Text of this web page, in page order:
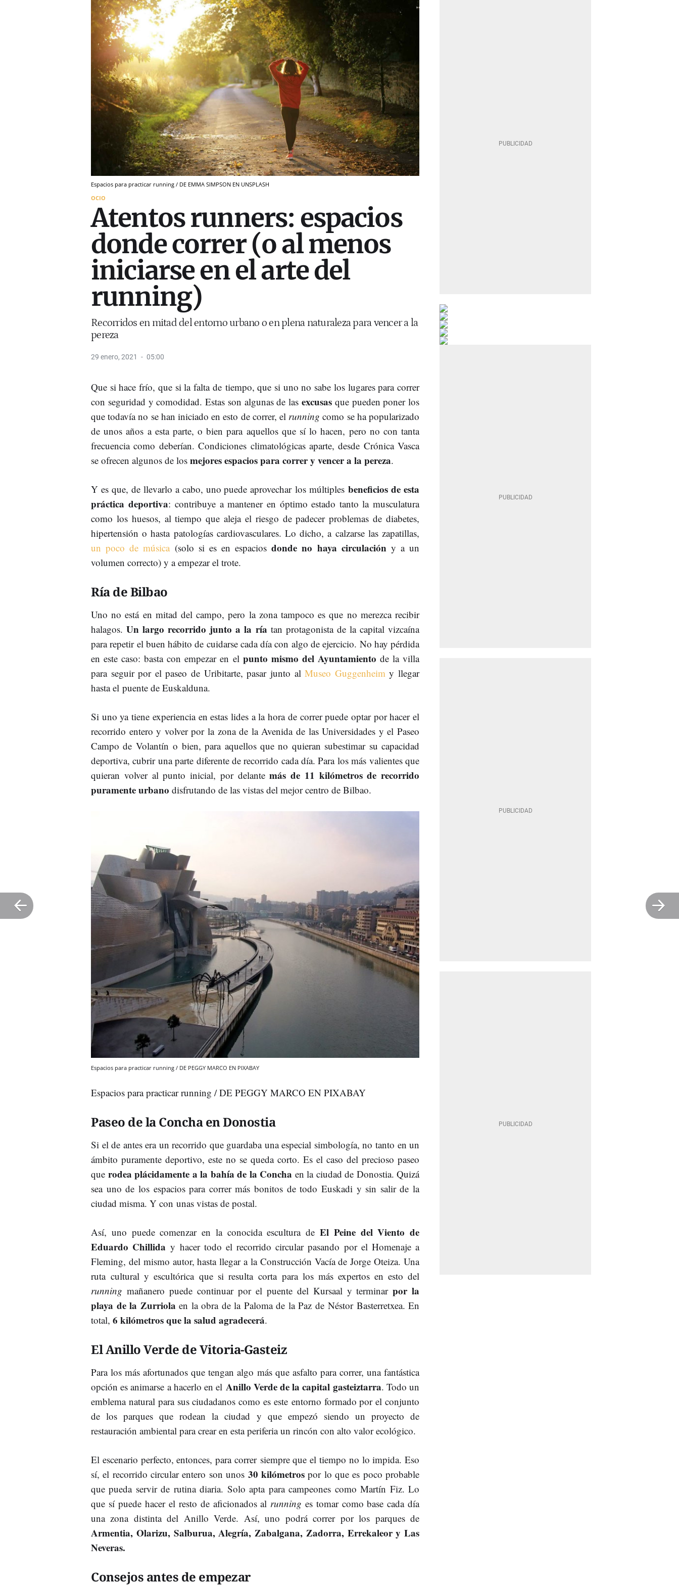
Espacios para practicar running / DE EMMA SIMPSON EN UNSPLASH
OCIO
Atentos runners: espacios
donde correr (o al menos
iniciarse en el arte del
running)
Recorridos en mitad del entorno urbano o en plena naturaleza para vencer a la
pereza
29 enero, 2021 05:00
Que si hace frío, que si la falta de tiempo, que si uno no sabe los lugares para correr
con seguridad y comodidad. Estas son algunas de las excusas que pueden poner los
que todavía no se han iniciado en esto de correr, el runningcomo se ha popularizado
de unos años a esta parte, o bien para aquellos que sí lo hacen, pero no con tanta
frecuencia como deberían. Condiciones climatológicas aparte, desde Crónica Vasca
se ofrecen algunos de los mejores espacios para correr y vencer a la pereza.
Y es que, de llevarlo a cabo, uno puede aprovechar los múltiplesbeneficios de esta
práctica deportiva: contribuye a mantener en óptimo estado tanto la musculatura
como los huesos, al tiempo que aleja el riesgo de padecer problemas de diabetes,
hipertensión o hasta patologías cardiovasculares. Lo dicho, a calzarse las zapatillas,
un poco de música(solo si es en espaciosdonde no haya circulación y a un
volumen correcto) y a empezar el trote.
Ría de Bilbao
Uno no está en mitad del campo, pero la zona tampoco es que no merezca recibir
halagos.Un largo recorrido junto a la ría tan protagonista de la capital vizcaína
para repetir el buen hábito de cuidarse cada día con algo de ejercicio. No hay pérdida
en este caso: basta con empezar en el punto mismo del Ayuntamiento de la villa
para seguir por el paseo de Uribitarte, pasar junto alMuseo Guggenheim y llegar
hasta el puente de Euskalduna.
Si uno ya tiene experiencia en estas lides a la hora de correr puede optar por hacer el
recorrido entero y volver por la zona de la Avenida de las Universidades y el Paseo
Campo de Volantín o bien, para aquellos que no quieran subestimar su capacidad
deportiva, cubrir una parte diferente de recorrido cada día. Para los más valientes que
quieran volver al punto inicial, por delantemás de 11 kilómetros de recorrido
puramente urbano disfrutando de las vistas del mejor centro de Bilbao.
Espacios para practicar running / DE PEGGY MARCO EN PIXABAY
Espacios para practicar running / DE PEGGY MARCO EN PIXABAY
Paseo de la Concha en Donostia
Si el de antes era un recorrido que guardaba una especial simbología, no tanto en un
ámbito puramente deportivo, este no se queda corto. Es el caso del precioso paseo
que rodea plácidamente a la bahía de la Concha en la ciudad de Donostia. Quizá
sea uno de los espacios para correr más bonitos de todo Euskadi y sin salir de la
ciudad misma. Y con unas vistas de postal.
Así, uno puede comenzar en la conocida escultura de El Peine del Viento de
Eduardo Chilliday hacer todo el recorrido circular pasando por el Homenaje a
Fleming, del mismo autor, hasta llegar a la Construcción Vacía de Jorge Oteiza. Una
ruta cultural y escultórica que si resulta corta para los más expertos en esto del
running mañanero puede continuar por el puente del Kursaal y terminarpor la
playa de la Zurriola en la obra de la Paloma de la Paz de Néstor Basterretxea. En
total, 6 kilómetros que la salud agradecerá.
El Anillo Verde de Vitoria-Gasteiz
Para los más afortunados que tengan algo más que asfalto para correr, una fantástica
opción es animarse a hacerlo en el Anillo Verde de la capital gasteiztarra. Todo un
emblema natural para sus ciudadanos como es este entorno formado por el conjunto
de los parques que rodean la ciudad y que empezó siendo un proyecto de
restauración ambiental para crear en esta periferia un rincón con alto valor ecológico.
El escenario perfecto, entonces, para correr siempre que el tiempo no lo impida. Eso
sí, el recorrido circular entero son unos 30 kilómetrospor lo que es poco probable
que pueda servir de rutina diaria. Solo apta para campeones como Martín Fiz. Lo
que sí puede hacer el resto de aficionados al runninges tomar como base cada día
una zona distinta del Anillo Verde. Así, uno podrá correr por los parques de
Armentia, Olarizu, Salburua, Alegría, Zabalgana, Zadorra, Errekaleor y Las
Neveras.
Consejos antes de empezar